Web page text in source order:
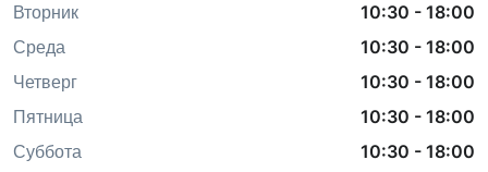
Вторник
10:30 - 18:00
Среда
10:30 - 18:00
Четверг
10:30 - 18:00
Пятница
10:30 - 18:00
Суббота
10:30 - 18:00